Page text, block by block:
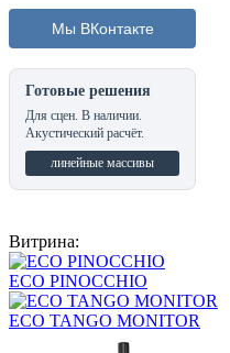
Мы ВКонтакте
Готовые решения
Для сцен. В наличии.
Акустический расчёт.
линейные массивы
Витрина:
ECO PINOCCHIO
ECO TANGO MONITOR